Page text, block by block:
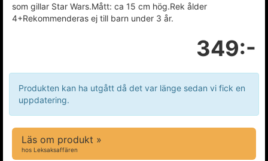
som gillar Star Wars.Mått: ca 15 cm hög.Rek ålder
4+Rekommenderas ej till barn under 3 år.
349:-
Produkten kan ha utgått då det var länge sedan vi fick en
uppdatering.
Läs om produkt »
hos Leksaksaffären